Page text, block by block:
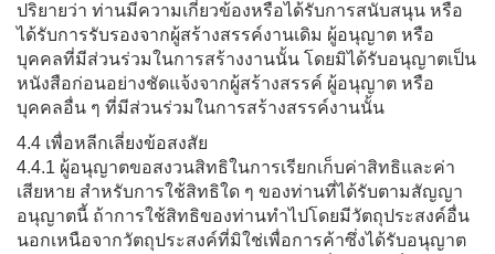
ปริยายว่า ท่านมีความเกี่ยวข้องหรือได้รับการสนับสนุน หรือ
ได้รับการรับรองจากผู้สร้างสรรค์งานเดิม ผู้อนุญาต หรือ
บุคคลที่มีส่วนร่วมในการสร้างงานนั้น โดยมิได้รับอนุญาตเป็น
หนังสือก่อนอย่างชัดแจ้งจากผู้สร้างสรรค์ ผู้อนุญาต หรือ
บุคคลอื่น ๆ ที่มีส่วนร่วมในการสร้างสรรค์งานนั้น
4.4 เพื่อหลีกเลี่ยงข้อสงสัย
4.4.1 ผู้อนุญาตขอสงวนสิทธิในการเรียกเก็บค่าสิทธิและค่า
เสียหาย สำหรับการใช้สิทธิใด ๆ ของท่านที่ได้รับตามสัญญา
อนุญาตนี้ ถ้าการใช้สิทธิของท่านทำไปโดยมีวัตถุประสงค์อื่น
นอกเหนือจากวัตถุประสงค์ที่มิใช่เพื่อการค้าซึ่งได้รับอนุญาต